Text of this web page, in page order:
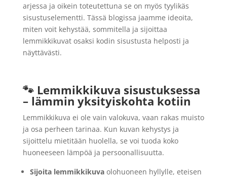
arjessa ja oikein toteutettuna se on myös tyylikäs
sisustuselementti. Tässä blogissa jaamme ideoita,
miten voit kehystää, sommitella ja sijoittaa
lemmikkikuvat osaksi kodin sisustusta helposti ja
näyttävästi.
🐾 Lemmikkikuva sisustuksessa
– lämmin yksityiskohta kotiin
Lemmikkikuva ei ole vain valokuva, vaan rakas muisto
ja osa perheen tarinaa. Kun kuvan kehystys ja
sijoittelu mietitään huolella, se voi tuoda koko
huoneeseen lämpöä ja persoonallisuutta.
Sijoita lemmikkikuvaolohuoneen hyllylle, eteisen